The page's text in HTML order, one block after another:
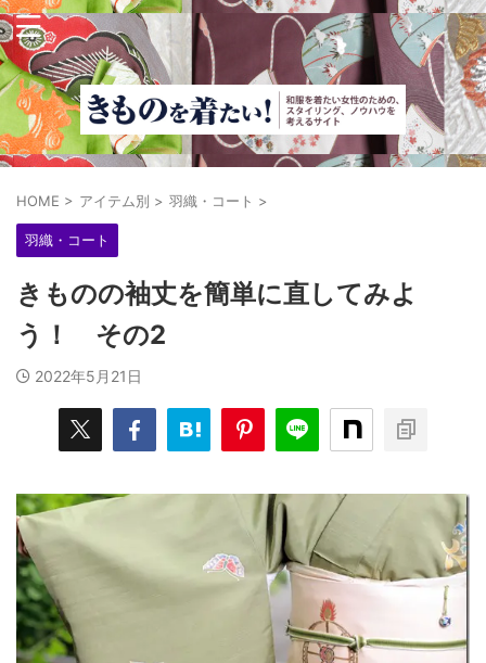
HOME > アイテム別 > 羽織・コート >
羽織・コート
きものの袖丈を簡単に直してみよ
う！ その2
2022年5月21日